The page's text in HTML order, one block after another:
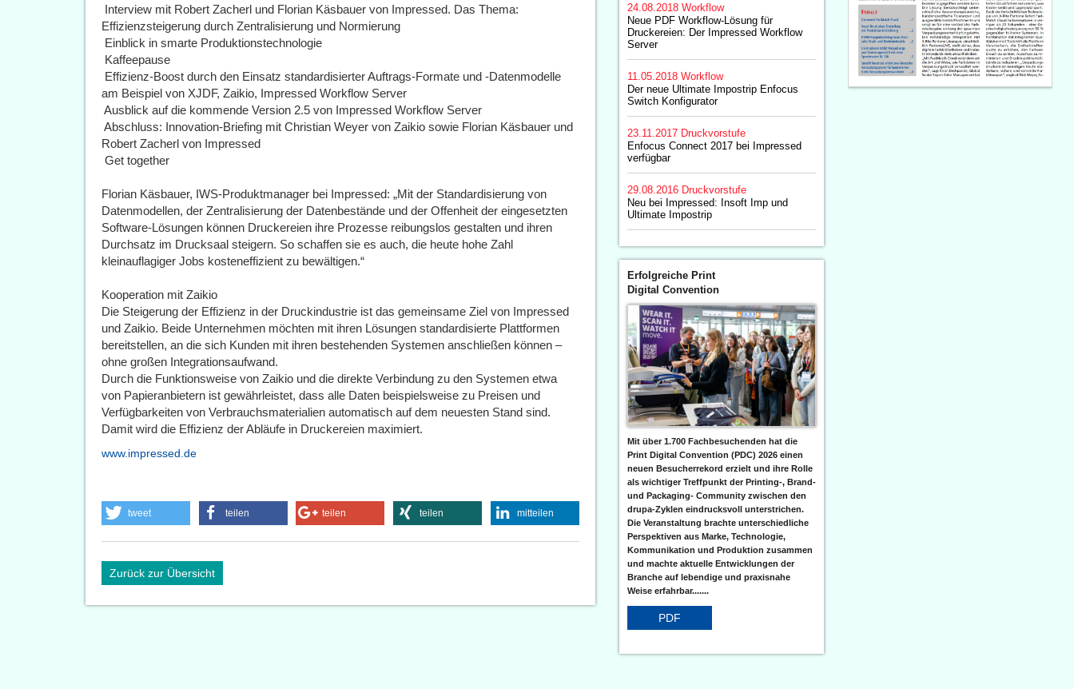
 Interview mit Robert Zacherl und Florian Käsbauer von Impressed. Das Thema:
Effizienzsteigerung durch Zentralisierung und Normierung
 Einblick in smarte Produktionstechnologie
 Kaffeepause
 Effizienz-Boost durch den Einsatz standardisierter Auftrags-Formate und -Datenmodelle
am Beispiel von XJDF, Zaikio, Impressed Workflow Server
 Ausblick auf die kommende Version 2.5 von Impressed Workflow Server
 Abschluss: Innovation-Briefing mit Christian Weyer von Zaikio sowie Florian Käsbauer und
Robert Zacherl von Impressed
 Get together
Florian Käsbauer, IWS-Produktmanager bei Impressed: „Mit der Standardisierung von
Datenmodellen, der Zentralisierung der Datenbestände und der Offenheit der eingesetzten
Software-Lösungen können Druckereien ihre Prozesse reibungslos gestalten und ihren
Durchsatz im Drucksaal steigern. So schaffen sie es auch, die heute hohe Zahl
kleinauflagiger Jobs kosteneffizient zu bewältigen.“
Kooperation mit Zaikio
Die Steigerung der Effizienz in der Druckindustrie ist das gemeinsame Ziel von Impressed
und Zaikio. Beide Unternehmen möchten mit ihren Lösungen standardisierte Plattformen
bereitstellen, an die sich Kunden mit ihren bestehenden Systemen anschließen können –
ohne großen Integrations­aufwand.
Durch die Funktionsweise von Zaikio und die direkte Verbindung zu den Systemen etwa
von Papieranbietern ist gewährleistet, dass alle Daten beispielsweise zu Preisen und
Verfügbarkeiten von Verbrauchsmaterialien automatisch auf dem neuesten Stand sind.
Damit wird die Effizienz der Abläufe in Druckereien maximiert.
www.impressed.de
tweet teilen teilen teilen mitteilen
Zurück zur Übersicht
24.08.2018 Workflow
Neue PDF Workflow-Lösung für
Druckereien: Der Impressed Workflow
Server
11.05.2018 Workflow
Der neue Ultimate Impostrip Enfocus
Switch Konfigurator
23.11.2017 Druckvorstufe
Enfocus Connect 2017 bei Impressed
verfügbar
29.08.2016 Druckvorstufe
Neu bei Impressed: Insoft Imp und
Ultimate Impostrip
Erfolgreiche Print
Digital Convention
Mit über 1.700 Fachbesuchenden hat die
Print Digital Convention (PDC) 2026 einen
neuen Besucherrekord erzielt und ihre Rolle
als wichtiger Treffpunkt der Printing-, Brand-
und Packaging- Community zwischen den
drupa-Zyklen eindrucksvoll unterstrichen.
Die Veranstaltung brachte unterschiedliche
Perspektiven aus Marke, Technologie,
Kommunikation und Produktion zusammen
und machte aktuelle Entwicklungen der
Branche auf lebendige und praxisnahe
Weise erfahrbar.......
PDF